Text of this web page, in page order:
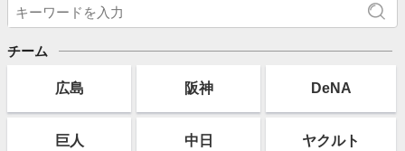
チーム
広島 阪神 DeNA
巨人 中日 ヤクルト